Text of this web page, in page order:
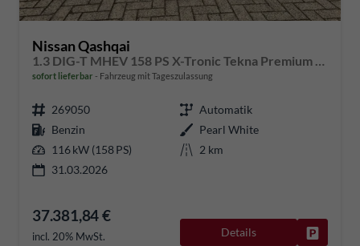
Nissan Qashqai
1.3 DIG-T MHEV 158 PS X-Tronic Tekna Premium Paket 20"LM Teil-Leder PanoGlasdach Klimaautomatik Sitzheizung Lenkradheizung Navi Head-Up Display elektr. Heckklappe ACC PDC v+h 360°Kamera DAB Bluetooth Touchscreen Apple CarPlay Android Auto
sofort lieferbar Fahrzeug mit Tageszulassung
269050
Automatik
Benzin
Pearl White
116 kW (158 PS)
2 km
31.03.2026
37.381,84 €
incl. 20% MwSt.
Details